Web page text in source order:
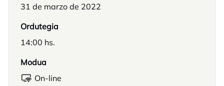
31 de marzo de 2022
Ordutegia
14:00 hs.
Modua
On-line